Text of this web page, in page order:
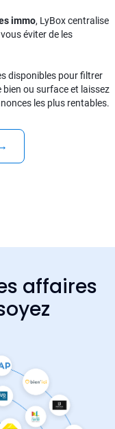
immo, LyBox centralise
éviter de les
disponibles pour filtrer
bien ou surface et laissez
les plus rentables.
affaires